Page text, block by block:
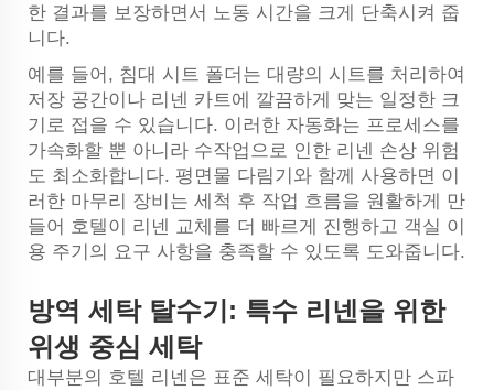
한 결과를 보장하면서 노동 시간을 크게 단축시켜 줍
니다.
예를 들어, 침대 시트 폴더는 대량의 시트를 처리하여
저장 공간이나 리넨 카트에 깔끔하게 맞는 일정한 크
기로 접을 수 있습니다. 이러한 자동화는 프로세스를
가속화할 뿐 아니라 수작업으로 인한 리넨 손상 위험
도 최소화합니다. 평면물 다림기와 함께 사용하면 이
러한 마무리 장비는 세척 후 작업 흐름을 원활하게 만
들어 호텔이 리넨 교체를 더 빠르게 진행하고 객실 이
용 주기의 요구 사항을 충족할 수 있도록 도와줍니다.
방역 세탁 탈수기: 특수 리넨을 위한
위생 중심 세탁
대부분의 호텔 리넨은 표준 세탁이 필요하지만 스파